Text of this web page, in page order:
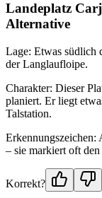
Landeplatz
Alternative
Lage: Etwas südlich
der Langlaufloipe.
Charakter: Dieser
planiert. Er liegt
Talstation.
Erkennungszeichen:
– sie markiert oft
Korrekt?